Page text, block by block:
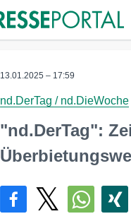
13.01.2025 – 17:59
nd.DerTag / nd.DieWoche
"nd.DerTag":